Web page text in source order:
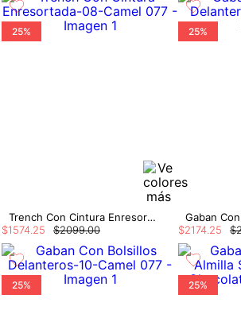
25%
Trench Con Cintura Enresortada
$2099.00
$1574 25
25%
$
$2174 25
25% 25%